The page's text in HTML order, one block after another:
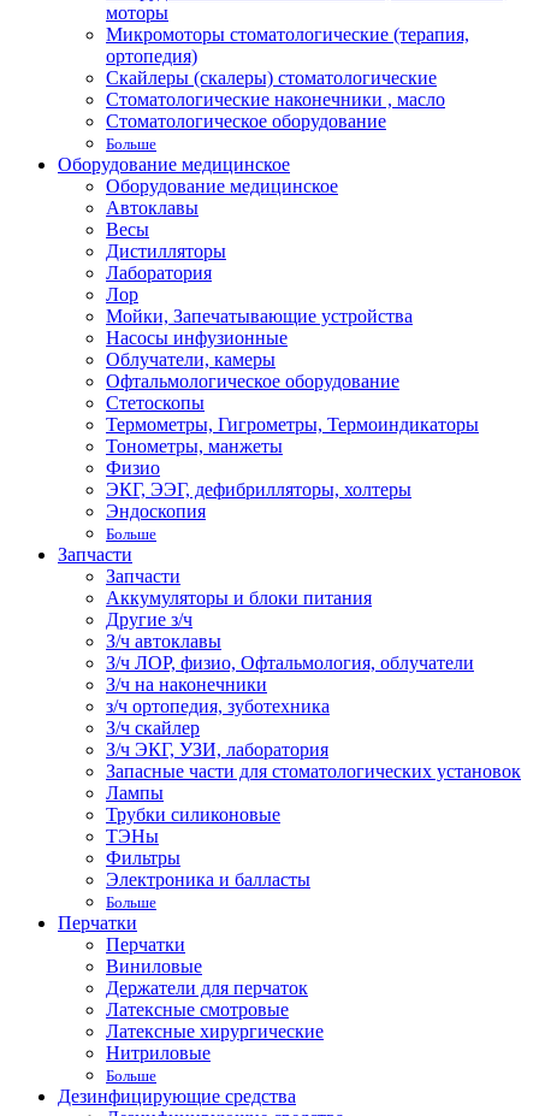
моторы
Микромоторы стоматологические (терапия,
ортопедия)
Скайлеры (скалеры) стоматологические
Стоматологические наконечники , масло
Стоматологическое оборудование
Больше
Оборудование медицинское
Оборудование медицинское
Автоклавы
Весы
Дистилляторы
Лаборатория
Лор
Мойки, Запечатывающие устройства
Насосы инфузионные
Облучатели, камеры
Офтальмологическое оборудование
Стетоскопы
Термометры, Гигрометры, Термоиндикаторы
Тонометры, манжеты
Физио
ЭКГ, ЭЭГ, дефибрилляторы, холтеры
Эндоскопия
Больше
Запчасти
Запчасти
Аккумуляторы и блоки питания
Другие з/ч
З/ч автоклавы
З/ч ЛОР, физио, Офтальмология, облучатели
З/ч на наконечники
з/ч ортопедия, зуботехника
З/ч скайлер
З/ч ЭКГ, УЗИ, лаборатория
Запасные части для стоматологических установок
Лампы
Трубки силиконовые
ТЭНы
Фильтры
Электроника и балласты
Больше
Перчатки
Перчатки
Виниловые
Держатели для перчаток
Латексные смотровые
Латексные хирургические
Нитриловые
Больше
Дезинфицирующие средства